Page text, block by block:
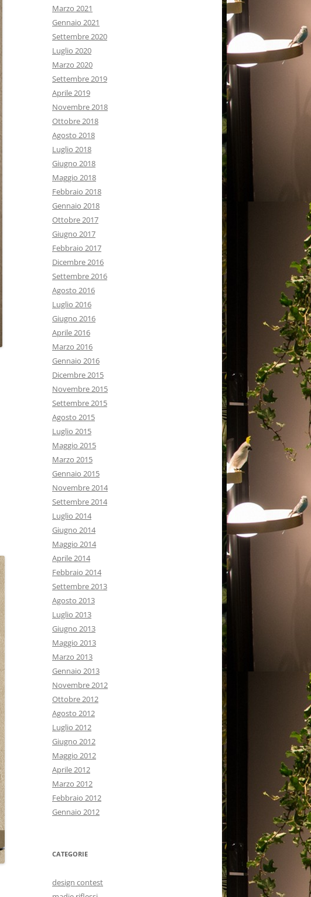
Marzo 2021
Gennaio 2021
Settembre 2020
Luglio 2020
Marzo 2020
Settembre 2019
Aprile 2019
Novembre 2018
Ottobre 2018
Agosto 2018
Luglio 2018
Giugno 2018
Maggio 2018
Febbraio 2018
Gennaio 2018
Ottobre 2017
Giugno 2017
Febbraio 2017
Dicembre 2016
Settembre 2016
Agosto 2016
Luglio 2016
Giugno 2016
Aprile 2016
Marzo 2016
Gennaio 2016
Dicembre 2015
Novembre 2015
Settembre 2015
Agosto 2015
Luglio 2015
Maggio 2015
Marzo 2015
Gennaio 2015
Novembre 2014
Settembre 2014
Luglio 2014
Giugno 2014
Maggio 2014
Aprile 2014
Febbraio 2014
Settembre 2013
Agosto 2013
Luglio 2013
Giugno 2013
Maggio 2013
Marzo 2013
Gennaio 2013
Novembre 2012
Ottobre 2012
Agosto 2012
Luglio 2012
Giugno 2012
Maggio 2012
Aprile 2012
Marzo 2012
Febbraio 2012
Gennaio 2012
CATEGORIE
design contest